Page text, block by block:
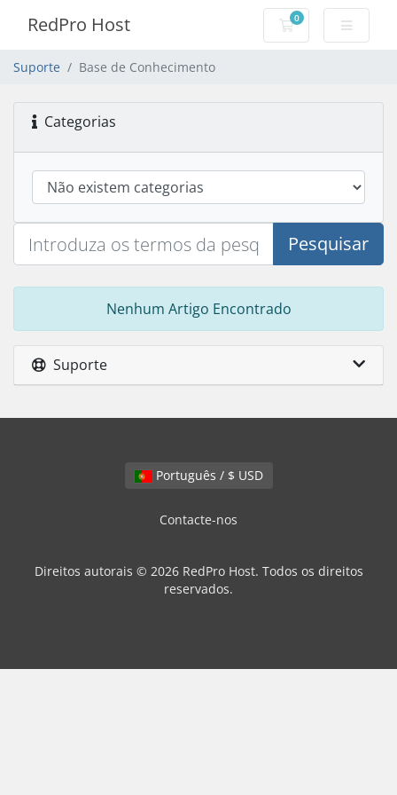
RedPro Host 0
Carrinho de
Suporte Base de Conhecimento
Categorias
Pesquisar
Nenhum Artigo Encontrado
Suporte
Português / $ USD
Contacte-nos
Direitos autorais © 2026 RedPro Host. Todos os direitos
reservados.